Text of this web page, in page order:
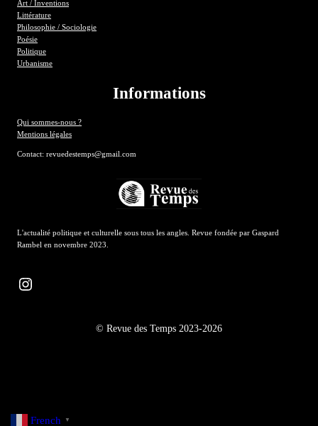
Art / Inventions
Littérature
Philosophie / Sociologie
Poésie
Politique
Urbanisme
Informations
Qui sommes-nous ?
Mentions légales
Contact: revuedestemps@gmail.com
L'actualité politique et culturelle sous tous les angles. Revue fondée par Gaspard
Rambel en novembre 2023.
Instagram
© Revue des Temps 2023-2026
French ▼